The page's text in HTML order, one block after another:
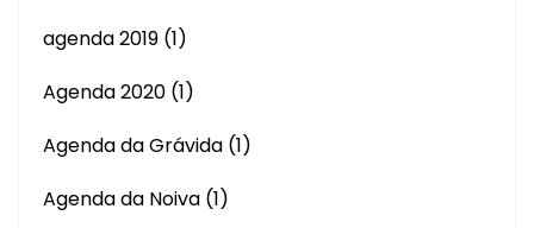
agenda 2019 (1)
Agenda 2020 (1)
Agenda da Grávida (1)
Agenda da Noiva (1)